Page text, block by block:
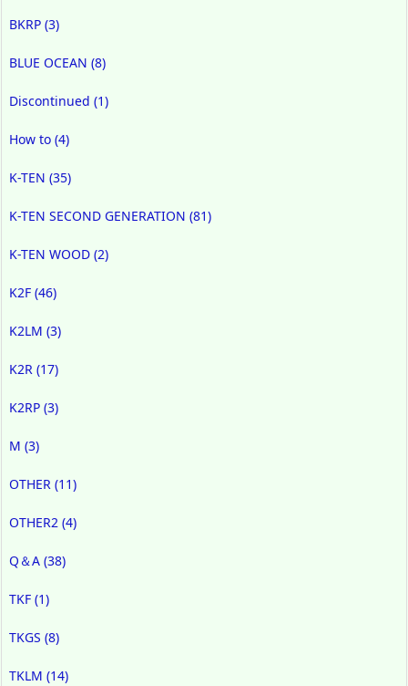
BKRP (3)
BLUE OCEAN (8)
Discontinued (1)
How to (4)
K-TEN (35)
K-TEN SECOND GENERATION (81)
K-TEN WOOD (2)
K2F (46)
K2LM (3)
K2R (17)
K2RP (3)
M (3)
OTHER (11)
OTHER2 (4)
Q＆A (38)
TKF (1)
TKGS (8)
TKLM (14)